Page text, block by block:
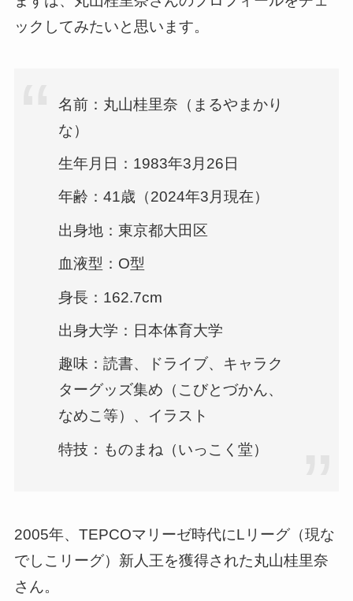
ックしてみたいと思います。
名前：丸山桂里奈（まるやまかり
な）
生年月日：1983年3月26日
年齢：41歳（2024年3月現在）
出身地：東京都大田区
血液型：O型
身長：162.7cm
出身大学：日本体育大学
趣味：読書、ドライブ、キャラク
ターグッズ集め（こびとづかん、
なめこ等）、イラスト
特技：ものまね（いっこく堂）
2005年、TEPCOマリーゼ時代にLリーグ（現な
でしこリーグ）新人王を獲得された丸山桂里奈
さん。